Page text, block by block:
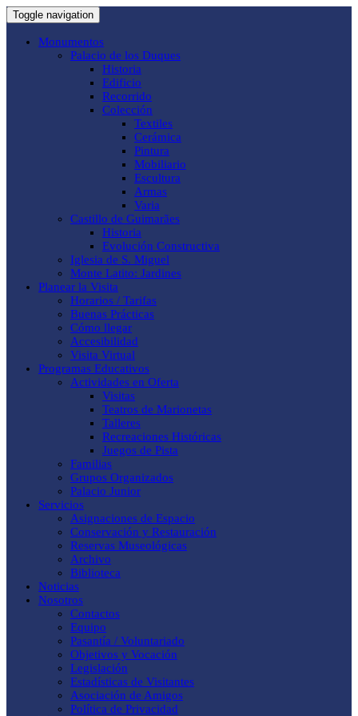
Toggle navigation
Monumentos
Palacio de los Duques
Historia
Edificio
Recorrido
Colección
Textiles
Cerámica
Pintura
Mobiliario
Escultura
Armas
Varia
Castillo de Guimarães
Historia
Evolución Constructiva
Iglesia de S. Miguel
Monte Latito: Jardines
Planear la Visita
Horarios / Tarifas
Buenas Prácticas
Cómo llegar
Accesibilidad
Visita Virtual
Programas Educativos
Actividades en Oferta
Visitas
Teatros de Marionetas
Talleres
Recreaciones Históricas
Juegos de Pista
Familias
Grupos Organizados
Palacio Junior
Servicios
Asignaciones de Espacio
Conservación y Restauración
Reservas Museológicas
Archivo
Biblioteca
Noticias
Nosotros
Contactos
Equipo
Pasantía / Voluntariado
Objetivos y Vocación
Legislación
Estadísticas de Visitantes
Asociación de Amigos
Política de Privacidad